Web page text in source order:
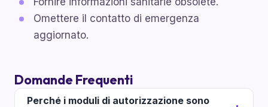
Omettere il contatto di emergenza
aggiornato.
Domande Frequenti
Perché i moduli di autorizzazione sono